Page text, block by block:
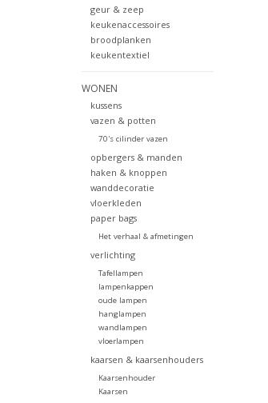
geur & zeep
keukenaccessoires
broodplanken
keukentextiel
WONEN
kussens
vazen & potten
70's cilinder vazen
opbergers & manden
haken & knoppen
wanddecoratie
vloerkleden
paper bags
Het verhaal & afmetingen
verlichting
Tafellampen
lampenkappen
oude lampen
hanglampen
wandlampen
vloerlampen
kaarsen & kaarsenhouders
Kaarsenhouder
Kaarsen